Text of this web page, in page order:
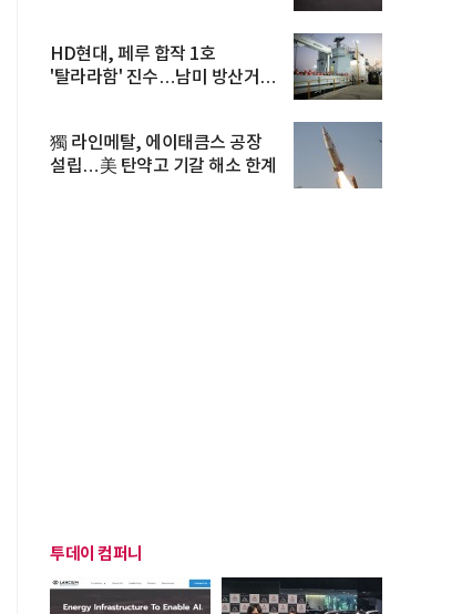
HD현대, 페루 합작 1호
'탈라라함' 진수…남미 방산거점
獨 라인메탈, 에이태큼스 공장
설립…美 탄약고 기갈 해소 한계
투데이 컴퍼니